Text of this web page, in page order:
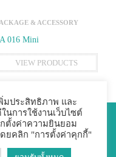
& ACCESSORY
016 Mini
VIEW PRODUCTS
All Rights Reserved.
มประสิทธิภาพ และ
นการใช้งานเว็บไซต์
ตั้งค่าความยินยอม
ยคลิก "การตั้งค่าคุกกี้"